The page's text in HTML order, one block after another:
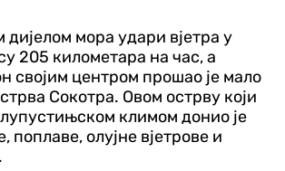
мора удари вјетра у
205 километара на час, а
својим центром прошао је мало
Сокотра. Овом острву који
климом донио је
поплаве, олујне вјетрове и